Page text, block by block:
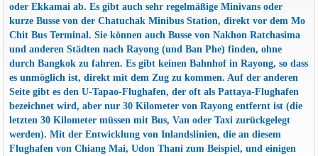
oder Ekkamai ab. Es gibt auch sehr regelmäßige Minivans oder
kurze Busse von der Chatuchak Minibus Station, direkt vor dem Mo
Chit Bus Terminal. Sie können auch Busse von Nakhon Ratchasima
und anderen Städten nach Rayong (und Ban Phe) finden, ohne
durch Bangkok zu fahren. Es gibt keinen Bahnhof in Rayong, so dass
es unmöglich ist, direkt mit dem Zug zu kommen. Auf der anderen
Seite gibt es den U-Tapao-Flughafen, der oft als Pattaya-Flughafen
bezeichnet wird, aber nur 30 Kilometer von Rayong entfernt ist (die
letzten 30 Kilometer müssen mit Bus, Van oder Taxi zurückgelegt
werden). Mit der Entwicklung von Inlandslinien, die an diesem
Flughafen von Chiang Mai, Udon Thani zum Beispiel, und einigen